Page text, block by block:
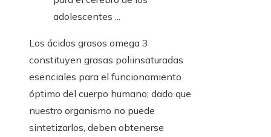
Los ácidos grasos omega 3
constituyen grasas poliinsaturadas
esenciales para el funcionamiento
óptimo del cuerpo humano; dado que
nuestro organismo no puede
sintetizarlos, deben obtenerse